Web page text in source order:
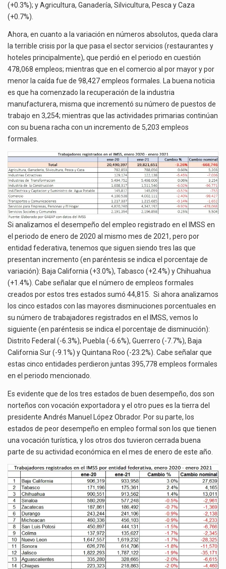
(+0.3%); y Agricultura, Ganadería, Silvicultura, Pesca y Caza
(+0.7%).
Ahora, en cuanto a la variación en números absolutos, queda clara
la terrible crisis por la que pasa el sector servicios (restaurantes y
hoteles principalmente), que perdió en el periodo en cuestión
478,068 empleos; mientras que en el comercio al por mayor y por
menor la caída fue de 98,427 empleos formales. La buena noticia
es que ha comenzado la recuperación de la industria
manufacturera, misma que incrementó su número de puestos de
trabajo en 3,254; mientras que las actividades primarias continúan
con su buena racha con un incremento de 5,203 empleos
formales.
Si analizamos el desempeño del empleo registrado en el IMSS en
el periodo de enero de 2020 al mismo mes de 2021, pero por
entidad federativa, tenemos que siguen siendo tres las que
presentan incremento (en paréntesis se indica el porcentaje de
variación): Baja California (+3.0%), Tabasco (+2.4%) y Chihuahua
(+1.4%). Cabe señalar que el número de empleos formales
creados por estos tres estados sumó 44,815. Si ahora analizamos
los cinco estados con las mayores disminuciones porcentuales en
su número de trabajadores registrados en el IMSS, vemos lo
siguiente (en paréntesis se indica el porcentaje de disminución):
Distrito Federal (-6.3%), Puebla (-6.6%), Guerrero (-7.7%), Baja
California Sur (-9.1%) y Quintana Roo (-23.2%). Cabe señalar que
estas cinco entidades perdieron juntas 395,778 empleos formales
en el periodo mencionado.
Es evidente que de los tres estados de buen desempeño, dos son
norteños con vocación exportadora y el otro pues es la tierra del
presidente Andrés Manuel López Obrador. Por su parte, los
estados de peor desempeño en empleo formal son los que tienen
una vocación turística, y los otros dos tuvieron cerrada buena
parte de su actividad económica en el mes de enero de este año.